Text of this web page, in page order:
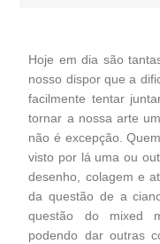
Hoje em dia são
nosso dispor que a
facilmente tentar
tornar a nossa arte
não é excepção.
visto por lá uma ou
desenho, colagem e
da questão de a
questão do mixed
podendo dar outras